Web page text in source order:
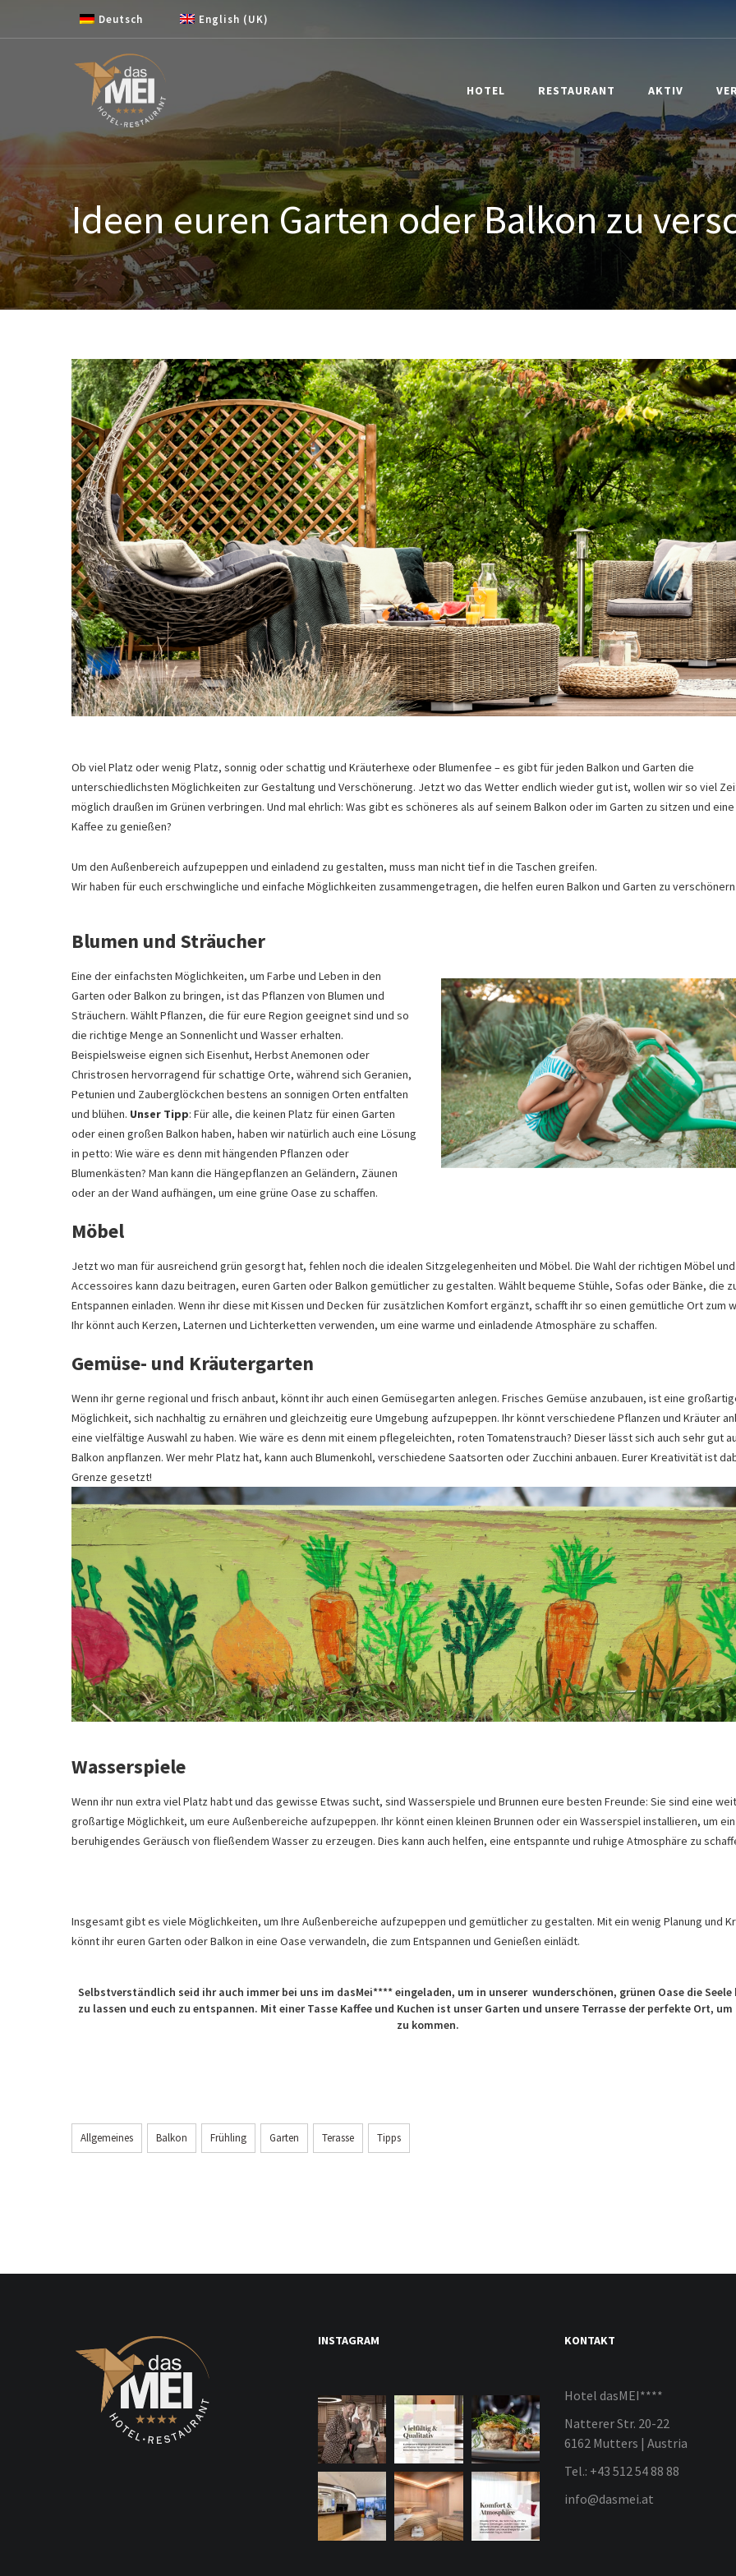
Deutsch English (UK)
HOTEL RESTAURANT AKTIV
Ideen euren Garten oder Balkon zu
Ob viel Platz oder wenig Platz, sonnig oder schattig und Kräuterhexe oder Blumenfee – es gibt für jeden Balkon und Garten die
unterschiedlichsten Möglichkeiten zur Gestaltung und Verschönerung. Jetzt wo das Wetter endlich wieder gut ist, wollen wir so viel
möglich draußen im Grünen verbringen. Und mal ehrlich: Was gibt es schöneres als auf seinem Balkon oder im Garten zu sitzen und eine
Kaffee zu genießen?
Um den Außenbereich aufzupeppen und einladend zu gestalten, muss man nicht tief in die Taschen greifen.
Wir haben für euch erschwingliche und einfache Möglichkeiten zusammengetragen, die helfen euren Balkon und Garten zu
Blumen und Sträucher
Eine der einfachsten Möglichkeiten, um Farbe und Leben in den
Garten oder Balkon zu bringen, ist das Pflanzen von Blumen und
Sträuchern. Wählt Pflanzen, die für eure Region geeignet sind und so
die richtige Menge an Sonnenlicht und Wasser erhalten.
Beispielsweise eignen sich Eisenhut, Herbst Anemonen oder
Christrosen hervorragend für schattige Orte, während sich Geranien,
Petunien und Zauberglöckchen bestens an sonnigen Orten entfalten
und blühen. Unser Tipp: Für alle, die keinen Platz für einen Garten
oder einen großen Balkon haben, haben wir natürlich auch eine Lösung
in petto: Wie wäre es denn mit hängenden Pflanzen oder
Blumenkästen? Man kann die Hängepflanzen an Geländern, Zäunen
oder an der Wand aufhängen, um eine grüne Oase zu schaffen.
Möbel
Jetzt wo man für ausreichend grün gesorgt hat, fehlen noch die idealen Sitzgelegenheiten und Möbel. Die Wahl der richtigen Möbel und
Accessoires kann dazu beitragen, euren Garten oder Balkon gemütlicher zu gestalten. Wählt bequeme Stühle, Sofas oder Bänke, die
Entspannen einladen. Wenn ihr diese mit Kissen und Decken für zusätzlichen Komfort ergänzt, schafft ihr so einen gemütliche Ort zum
Ihr könnt auch Kerzen, Laternen und Lichterketten verwenden, um eine warme und einladende Atmosphäre zu schaffen.
Gemüse- und Kräutergarten
Wenn ihr gerne regional und frisch anbaut, könnt ihr auch einen Gemüsegarten anlegen. Frisches Gemüse anzubauen, ist eine
Möglichkeit, sich nachhaltig zu ernähren und gleichzeitig eure Umgebung aufzupeppen. Ihr könnt verschiedene Pflanzen und Kräuter
eine vielfältige Auswahl zu haben. Wie wäre es denn mit einem pflegeleichten, roten Tomatenstrauch? Dieser lässt sich auch sehr gut
Balkon anpflanzen. Wer mehr Platz hat, kann auch Blumenkohl, verschiedene Saatsorten oder Zucchini anbauen. Eurer Kreativität ist
Grenze gesetzt!
Wasserspiele
Wenn ihr nun extra viel Platz habt und das gewisse Etwas sucht, sind Wasserspiele und Brunnen eure besten Freunde: Sie sind eine
großartige Möglichkeit, um eure Außenbereiche aufzupeppen. Ihr könnt einen kleinen Brunnen oder ein Wasserspiel installieren, um ein
beruhigendes Geräusch von fließendem Wasser zu erzeugen. Dies kann auch helfen, eine entspannte und ruhige Atmosphäre zu
Insgesamt gibt es viele Möglichkeiten, um Ihre Außenbereiche aufzupeppen und gemütlicher zu gestalten. Mit ein wenig Planung und
könnt ihr euren Garten oder Balkon in eine Oase verwandeln, die zum Entspannen und Genießen einlädt.
Selbstverständlich seid ihr auch immer bei uns im dasMei**** eingeladen, um in unserer wunderschönen, grünen Oase die
zu lassen und euch zu entspannen. Mit einer Tasse Kaffee und Kuchen ist unser Garten und unsere Terrasse der perfekte Ort, um
zu kommen.
Allgemeines Balkon Frühling Garten Terasse Tipps
INSTAGRAM KONTAKT
Hotel dasMEI****
Natterer Str. 20-22
6162 Mutters | Austria
Tel.: +43 512 54 88 88
info@dasmei.at